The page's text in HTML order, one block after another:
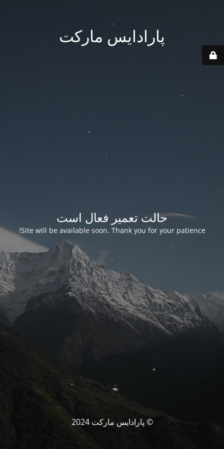
پارادایس مارکت
حالت تعمیر فعال است
Site will be available soon. Thank you for your patience!
© پارادایس مارکت 2024